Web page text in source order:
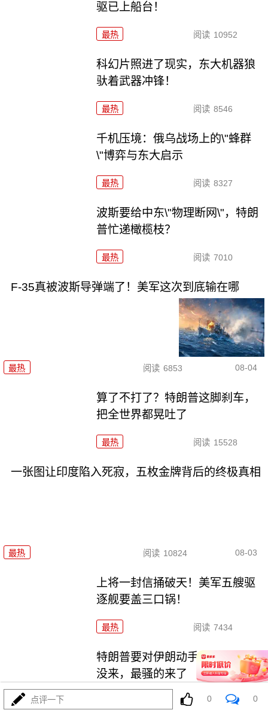
驱已上船台！
最热 阅读 10952
科幻片照进了现实，东大机器狼
驮着武器冲锋！
最热 阅读 8546
千机压境：俄乌战场上的\"蜂群
\"博弈与东大启示
最热 阅读 8327
波斯要给中东\"物理断网\"，特朗
普忙递橄榄枝？
最热 阅读 7010
F-35真被波斯导弹端了！美军这次到底输在哪
最热 阅读 6853 08-04
算了不打了？特朗普这脚刹车，
把全世界都晃吐了
最热 阅读 15528
一张图让印度陷入死寂，五枚金牌背后的终极真相
最热 阅读 10824 08-03
上将一封信捅破天！美军五艘驱
逐舰要盖三口锅！
最热 阅读 7434
特朗普要对伊朗动手？最狠的还
没来，最骚的来了
阅读 6035
点评一下 0 0